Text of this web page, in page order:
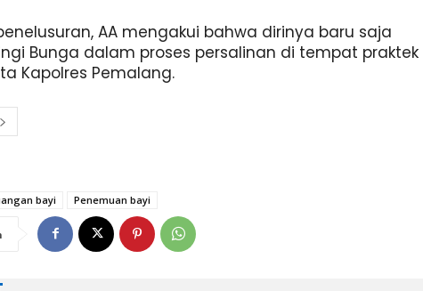
AA mengakui bahwa dirinya baru saja
Bunga dalam proses persalinan di tempat praktek
Kapolres Pemalang.
bayi Penemuan bayi